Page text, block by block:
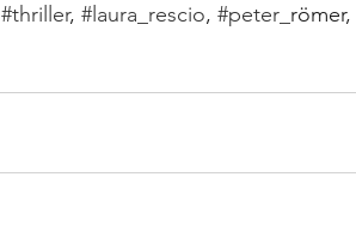
#thriller, #laura_rescio, #peter_ römer,